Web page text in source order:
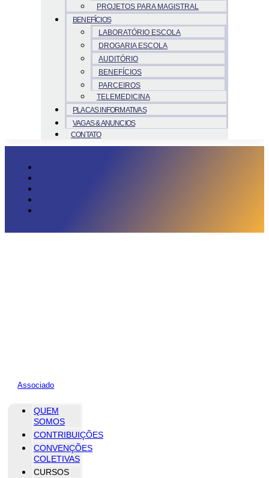
PROJETOS PARA MAGISTRAL
BENEFÍCIOS
LABORATÓRIO ESCOLA
DROGARIA ESCOLA
AUDITÓRIO
BENEFÍCIOS
PARCEIROS
TELEMEDICINA
PLACAS INFORMATIVAS
VAGAS & ANUNCIOS
CONTATO
Associado
QUEM
SOMOS
CONTRIBUIÇÕES
CONVENÇÕES
COLETIVAS
CURSOS